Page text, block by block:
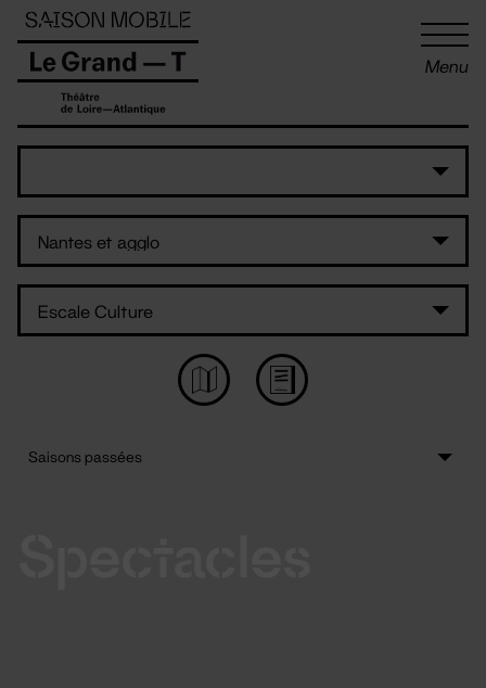
Menu
Panneau de gestion des cookies